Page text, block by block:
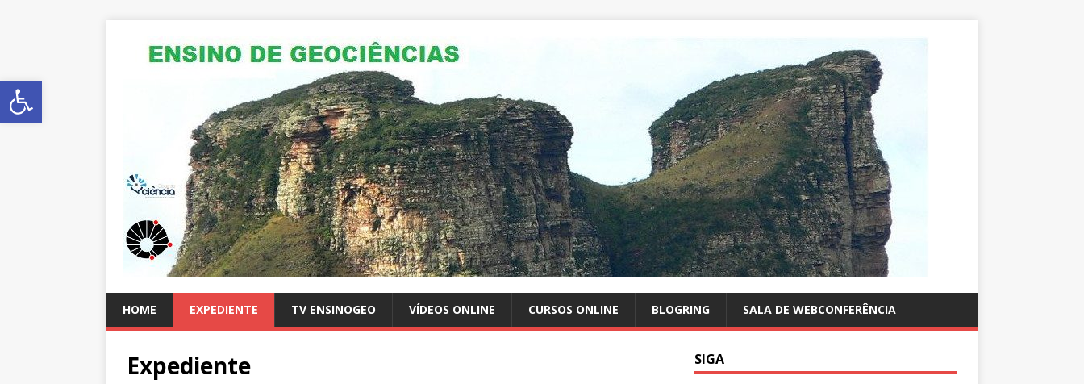
Abrir a barra de ferramentas
HOME EXPEDIENTE TV ENSINOGEO VÍDEOS ONLINE CURSOS ONLINE BLOGRING SALA DE WEBCONFERÊNCIA
Expediente SIGA